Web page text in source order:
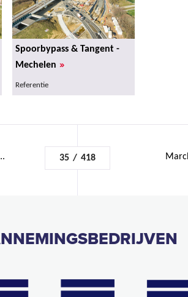
Spoorbypass & Tangent -
Mechelen »
Referentie
35 / 418